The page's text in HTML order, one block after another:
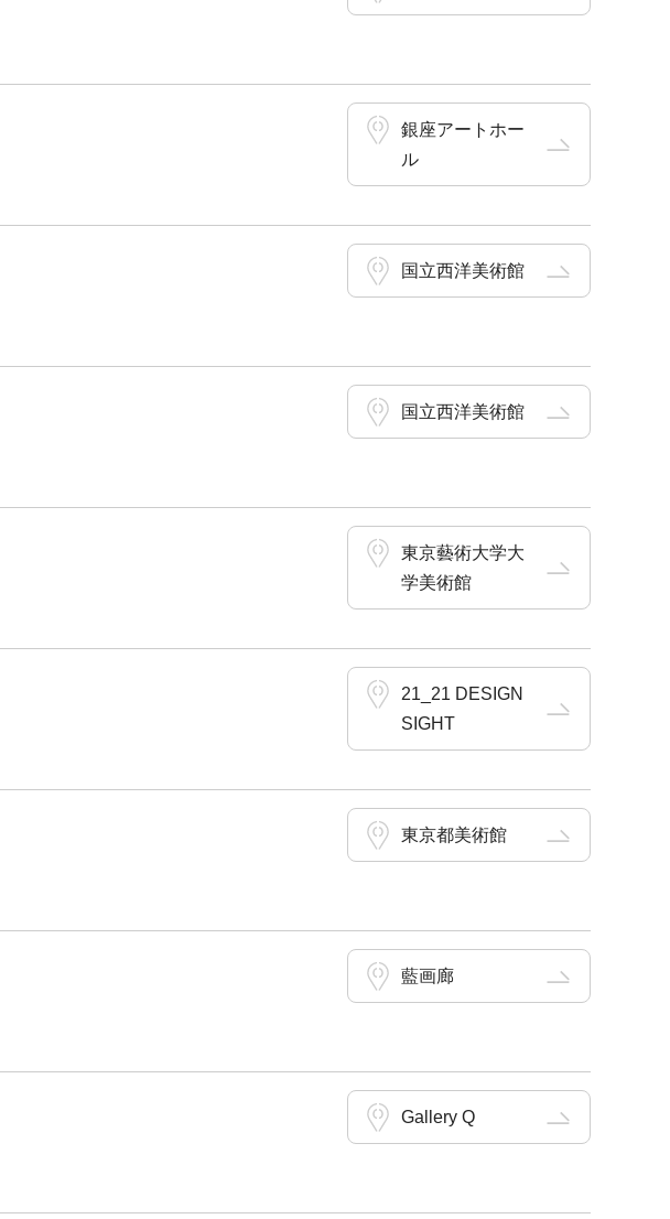
銀座アートホー
ル
国立西洋美術館
国立西洋美術館
東京藝術大学大
学美術館
21_21 DESIGN
SIGHT
東京都美術館
藍画廊
Gallery Q